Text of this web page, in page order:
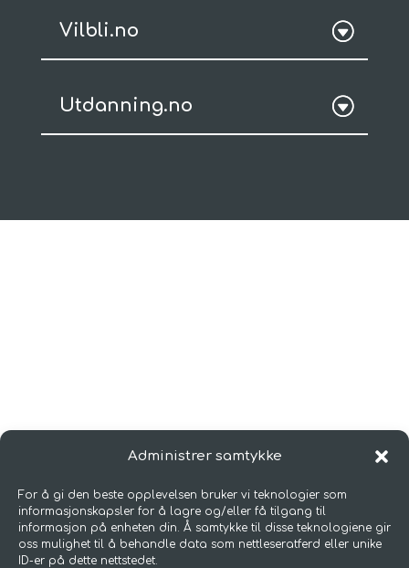
Administrer samtykke
For å gi den beste opplevelsen bruker vi teknologier som
informasjonskapsler for å lagre og/eller få tilgang til
informasjon på enheten din. Å samtykke til disse teknologiene gir
oss mulighet til å behandle data som nettleseratferd eller unike
ID-er på dette nettstedet.
Vilbli.no
Utdanning.no